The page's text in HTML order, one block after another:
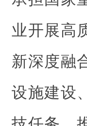
业开展高
新深度融
设施建设